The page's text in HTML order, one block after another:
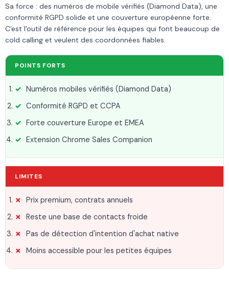
Sa force : des numéros de mobile vérifiés (Diamond Data), une
conformité RGPD solide et une couverture européenne forte.
C'est l'outil de référence pour les équipes qui font beaucoup de
cold calling et veulent des coordonnées fiables.
POINTS FORTS
Numéros mobiles vérifiés (Diamond Data)
Conformité RGPD et CCPA
Forte couverture Europe et EMEA
Extension Chrome Sales Companion
LIMITES
Prix premium, contrats annuels
Reste une base de contacts froide
Pas de détection d'intention d'achat native
Moins accessible pour les petites équipes